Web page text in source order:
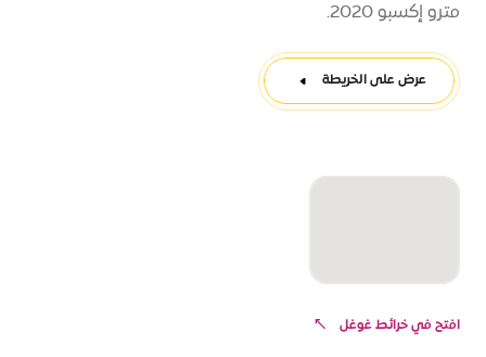
مترو إكسبو 2020.
عرض على الخريطة
افتح في خرائط غوغل